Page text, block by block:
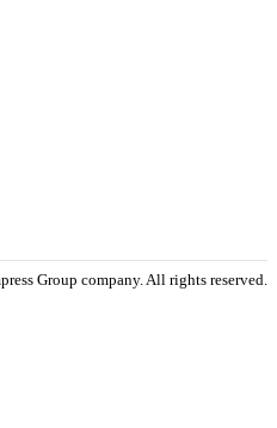
Group company. All rights reserved.